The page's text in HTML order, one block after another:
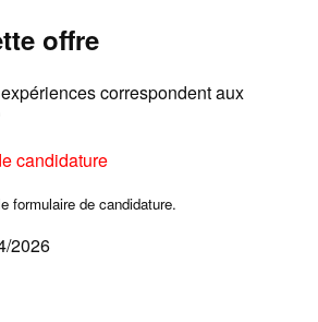
offre
correspondent aux
candidature
formulaire de candidature.
2026